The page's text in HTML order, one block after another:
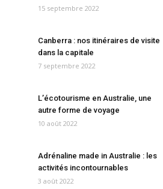
15 septembre 2022
Canberra : nos itinéraires de visite
dans la capitale
7 septembre 2022
L’écotourisme en Australie, une
autre forme de voyage
10 août 2022
Adrénaline made in Australie : les
activités incontournables
3 août 2022